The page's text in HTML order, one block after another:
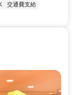
交通費支給